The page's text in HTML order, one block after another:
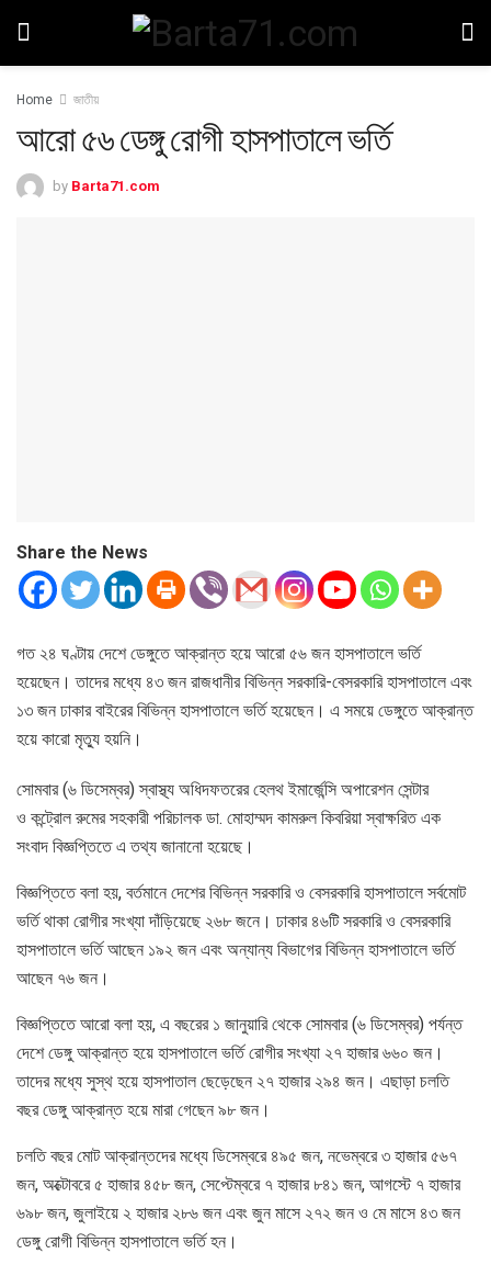
Home জাতীয়
আরো ৫৬ ডেঙ্গু রোগী হাসপাতালে ভর্তি
by Barta71.com
Share the News
গত ২৪ ঘণ্টায় দেশে ডেঙ্গুতে আক্রান্ত হয়ে আরো ৫৬ জন হাসপাতালে ভর্তি
হয়েছেন। তাদের মধ্যে ৪৩ জন রাজধানীর বিভিন্ন সরকারি-বেসরকারি হাসপাতালে এবং
১৩ জন ঢাকার বাইরের বিভিন্ন হাসপাতালে ভর্তি হয়েছেন। এ সময়ে ডেঙ্গুতে আক্রান্ত
হয়ে কারো মৃত্যু হয়নি।
সোমবার (৬ ডিসেম্বর) স্বাস্থ্য অধিদফতরের হেলথ ইমার্জেন্সি অপারেশন সেন্টার
ও কন্ট্রোল রুমের সহকারী পরিচালক ডা. মোহাম্মদ কামরুল কিবরিয়া স্বাক্ষরিত এক
সংবাদ বিজ্ঞপ্তিতে এ তথ্য জানানো হয়েছে।
বিজ্ঞপ্তিতে বলা হয়, বর্তমানে দেশের বিভিন্ন সরকারি ও বেসরকারি হাসপাতালে সর্বমোট
ভর্তি থাকা রোগীর সংখ্যা দাঁড়িয়েছে ২৬৮ জনে। ঢাকার ৪৬টি সরকারি ও বেসরকারি
হাসপাতালে ভর্তি আছেন ১৯২ জন এবং অন্যান্য বিভাগের বিভিন্ন হাসপাতালে ভর্তি
আছেন ৭৬ জন।
বিজ্ঞপ্তিতে আরো বলা হয়, এ বছরের ১ জানুয়ারি থেকে সোমবার (৬ ডিসেম্বর) পর্যন্ত
দেশে ডেঙ্গু আক্রান্ত হয়ে হাসপাতালে ভর্তি রোগীর সংখ্যা ২৭ হাজার ৬৬০ জন।
তাদের মধ্যে সুস্থ হয়ে হাসপাতাল ছেড়েছেন ২৭ হাজার ২৯৪ জন। এছাড়া চলতি
বছর ডেঙ্গু আক্রান্ত হয়ে মারা গেছেন ৯৮ জন।
চলতি বছর মোট আক্রান্তদের মধ্যে ডিসেম্বরে ৪৯৫ জন, নভেম্বরে ৩ হাজার ৫৬৭
জন, অক্টোবরে ৫ হাজার ৪৫৮ জন, সেপ্টেম্বরে ৭ হাজার ৮৪১ জন, আগস্টে ৭ হাজার
৬৯৮ জন, জুলাইয়ে ২ হাজার ২৮৬ জন এবং জুন মাসে ২৭২ জন ও মে মাসে ৪৩ জন
ডেঙ্গু রোগী বিভিন্ন হাসপাতালে ভর্তি হন।